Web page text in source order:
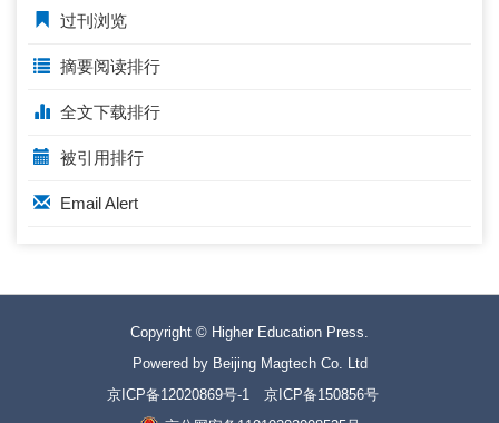
过刊浏览
摘要阅读排行
全文下载排行
被引用排行
Email Alert
Copyright © Higher Education Press.
Powered by Beijing Magtech Co. Ltd
京ICP备12020869号-1
京ICP备150856号